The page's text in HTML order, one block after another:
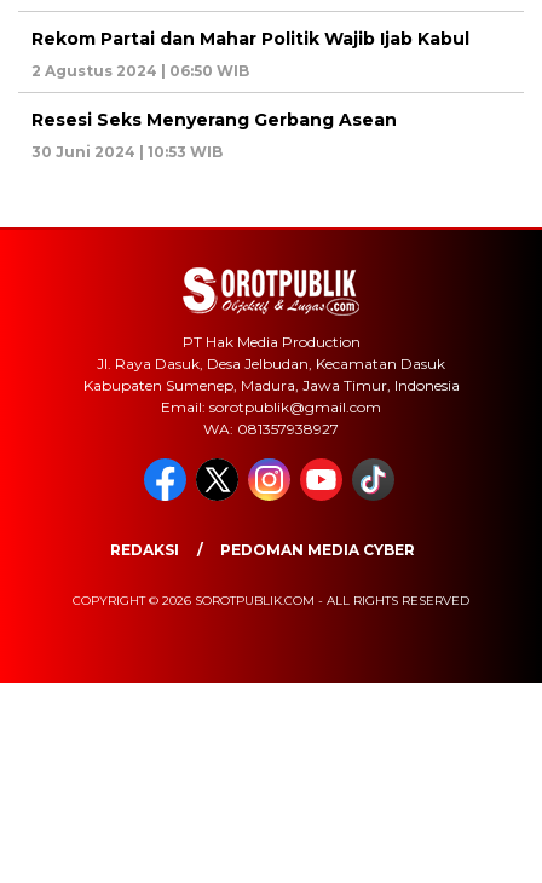
Rekom Partai dan Mahar Politik Wajib Ijab Kabul
2 Agustus 2024 | 06:50 WIB
Resesi Seks Menyerang Gerbang Asean
30 Juni 2024 | 10:53 WIB
PT Hak Media Production
Jl. Raya Dasuk, Desa Jelbudan, Kecamatan Dasuk
Kabupaten Sumenep, Madura, Jawa Timur, Indonesia
Email: sorotpublik@gmail.com
WA: 081357938927
REDAKSI PEDOMAN MEDIA CYBER
COPYRIGHT © 2026 SOROTPUBLIK.COM - ALL RIGHTS RESERVED